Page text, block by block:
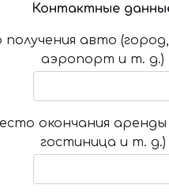
Контактные
авто
аэропорт и т. д.)
окончания аренды
гостиница и т. д.)